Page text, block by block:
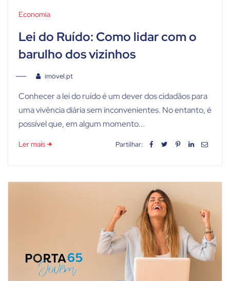
Economia
Lei do Ruído: Como lidar com o
barulho dos vizinhos
imóvel.pt
Conhecer a lei do ruído é um dever dos cidadãos para
uma vivência diária sem inconvenientes. No entanto, é
possível que, em algum momento...
Ler mais Partilhar: